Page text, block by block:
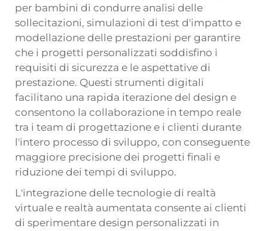
per bambini di condurre analisi delle
sollecitazioni, simulazioni di test d'impatto e
modellazione delle prestazioni per garantire
che i progetti personalizzati soddisfino i
requisiti di sicurezza e le aspettative di
prestazione. Questi strumenti digitali
facilitano una rapida iterazione del design e
consentono la collaborazione in tempo reale
tra i team di progettazione e i clienti durante
l'intero processo di sviluppo, con conseguente
maggiore precisione dei progetti finali e
riduzione dei tempi di sviluppo.
L'integrazione delle tecnologie di realtà
virtuale e realtà aumentata consente ai clienti
di sperimentare design personalizzati in